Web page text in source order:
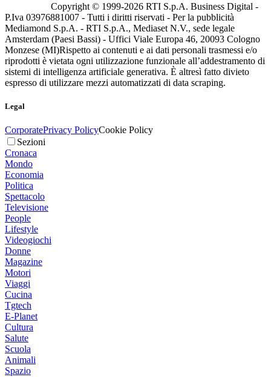
Copyright © 1999-2026 RTI S.p.A. Business Digital -
P.Iva 03976881007 - Tutti i diritti riservati - Per la pubblicità
Mediamond S.p.A. - RTI S.p.A., Mediaset N.V., sede legale
Amsterdam (Paesi Bassi) - Uffici Viale Europa 46, 20093 Cologno
Monzese (MI)Rispetto ai contenuti e ai dati personali trasmessi e/o
riprodotti è vietata ogni utilizzazione funzionale all’addestramento di
sistemi di intelligenza artificiale generativa. È altresì fatto divieto
espresso di utilizzare mezzi automatizzati di data scraping.
Legal
CorporatePrivacy PolicyCookie Policy
Sezioni
Cronaca
Mondo
Economia
Politica
Spettacolo
Televisione
People
Lifestyle
Videogiochi
Donne
Magazine
Motori
Viaggi
Cucina
Tgtech
E-Planet
Cultura
Salute
Scuola
Animali
Spazio